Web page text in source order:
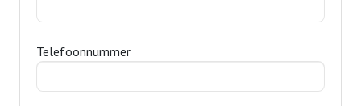
Telefoonnummer